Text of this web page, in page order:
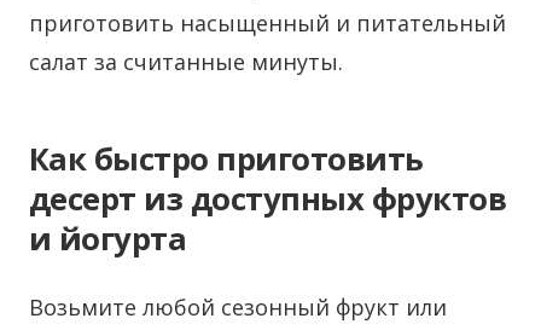
приготовить насыщенный и питательный
салат за считанные минуты.
Как быстро приготовить
десерт из доступных фруктов
и йогурта
Возьмите любой сезонный фрукт или